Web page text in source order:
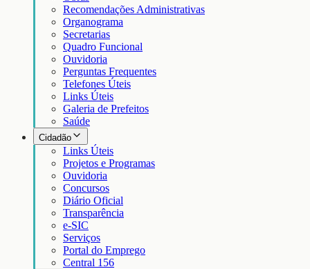
Recomendações Administrativas
Organograma
Secretarias
Quadro Funcional
Ouvidoria
Perguntas Frequentes
Telefones Úteis
Links Úteis
Galeria de Prefeitos
Saúde
Cidadão
Links Úteis
Projetos e Programas
Ouvidoria
Concursos
Diário Oficial
Transparência
e-SIC
Serviços
Portal do Emprego
Central 156